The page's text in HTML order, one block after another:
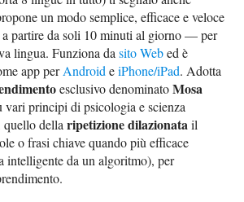
un modo semplice, efficace e veloce
partire da soli 10 minuti al giorno — per
lingua. Funziona dasito Webed è
app perAndroideiPhone/iPad. Adotta
esclusivo denominatoMosa
vari principi di psicologia e scienza
quello dellaripetizione dilazionatail
o frasi chiave quando più efficace
intelligente da un algoritmo), per